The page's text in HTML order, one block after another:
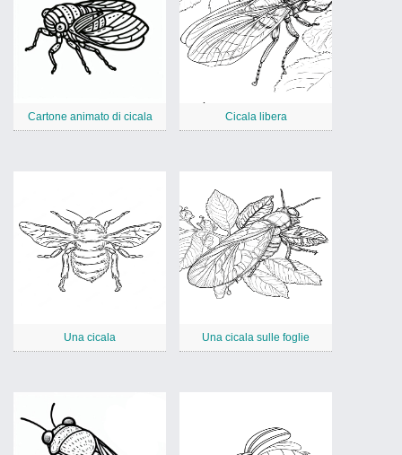
Cartone animato di cicala Cicala libera
Una cicala Una cicala sulle foglie